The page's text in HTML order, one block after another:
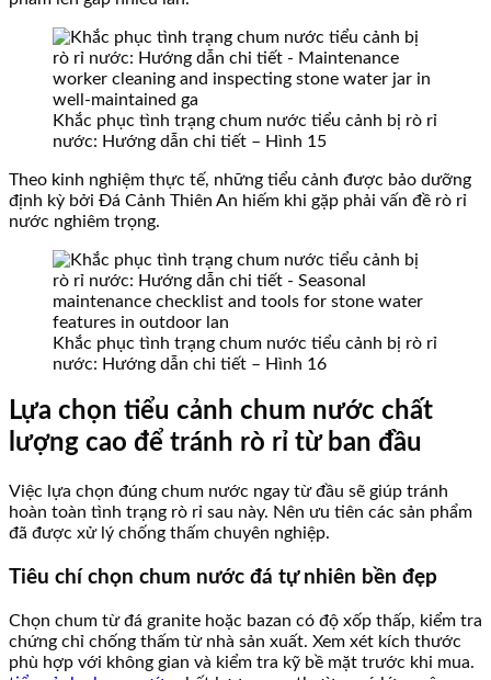
Khắc phục tình trạng chum nước tiểu cảnh bị rò rỉ
nước: Hướng dẫn chi tiết – Hình 15
Theo kinh nghiệm thực tế, những tiểu cảnh được bảo dưỡng
định kỳ bởi Đá Cảnh Thiên An hiếm khi gặp phải vấn đề rò rỉ
nước nghiêm trọng.
Khắc phục tình trạng chum nước tiểu cảnh bị rò rỉ
nước: Hướng dẫn chi tiết – Hình 16
Lựa chọn tiểu cảnh chum nước chất
lượng cao để tránh rò rỉ từ ban đầu
Việc lựa chọn đúng chum nước ngay từ đầu sẽ giúp tránh
hoàn toàn tình trạng rò rỉ sau này. Nên ưu tiên các sản phẩm
đã được xử lý chống thấm chuyên nghiệp.
Tiêu chí chọn chum nước đá tự nhiên bền đẹp
Chọn chum từ đá granite hoặc bazan có độ xốp thấp, kiểm tra
chứng chỉ chống thấm từ nhà sản xuất. Xem xét kích thước
phù hợp với không gian và kiểm tra kỹ bề mặt trước khi mua.